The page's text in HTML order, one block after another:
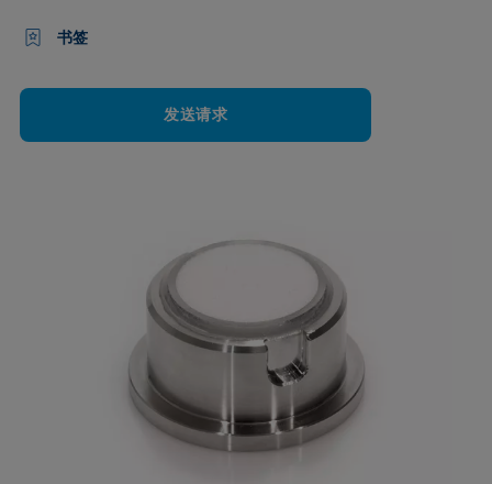
书签
发送请求